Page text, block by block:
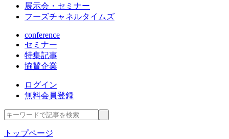
展示会・セミナー
フーズチャネルタイムズ
conference
セミナー
特集記事
協賛企業
ログイン
無料会員登録
トップページ